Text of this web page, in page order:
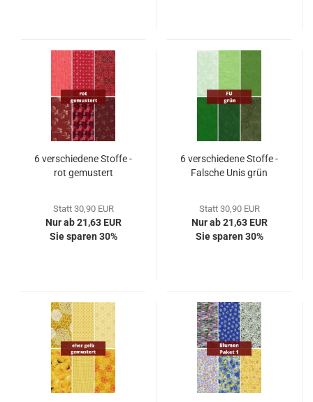
6 verschiedene Stoffe -
rot gemustert
Statt 30,90 EUR
Nur ab 21,63 EUR
Sie sparen 30%
6 verschiedene Stoffe -
Falsche Unis grün
Statt 30,90 EUR
Nur ab 21,63 EUR
Sie sparen 30%